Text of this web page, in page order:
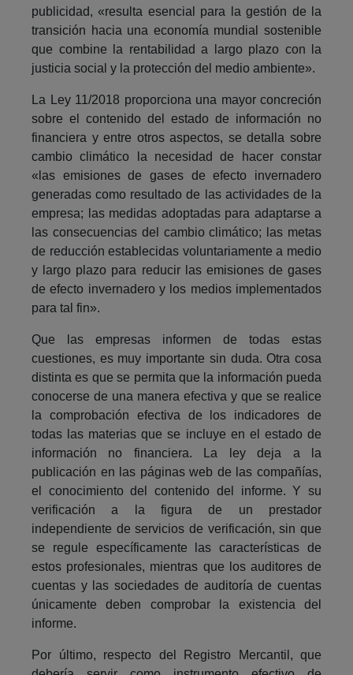
publicidad, «resulta esencial para la gestión de la
transición hacia una economía mundial sostenible
que combine la rentabilidad a largo plazo con la
justicia social y la protección del medio ambiente».
La Ley 11/2018 proporciona una mayor concreción
sobre el contenido del estado de información no
financiera y entre otros aspectos, se detalla sobre
cambio climático la necesidad de hacer constar
«las emisiones de gases de efecto invernadero
generadas como resultado de las actividades de la
empresa; las medidas adoptadas para adaptarse a
las consecuencias del cambio climático; las metas
de reducción establecidas voluntariamente a medio
y largo plazo para reducir las emisiones de gases
de efecto invernadero y los medios implementados
para tal fin».
Que las empresas informen de todas estas
cuestiones, es muy importante sin duda. Otra cosa
distinta es que se permita que la información pueda
conocerse de una manera efectiva y que se realice
la comprobación efectiva de los indicadores de
todas las materias que se incluye en el estado de
información no financiera. La ley deja a la
publicación en las páginas web de las compañías,
el conocimiento del contenido del informe. Y su
verificación a la figura de un prestador
independiente de servicios de verificación, sin que
se regule específicamente las características de
estos profesionales, mientras que los auditores de
cuentas y las sociedades de auditoría de cuentas
únicamente deben comprobar la existencia del
informe.
Por último, respecto del Registro Mercantil, que